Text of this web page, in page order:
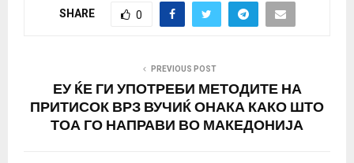
SHARE 0
PREVIOUS POST
ЕУ ЌЕ ГИ УПОТРЕБИ МЕТОДИТЕ НА
ПРИТИСОК ВРЗ ВУЧИЌ ОНАКА КАКО ШТО
ТОА ГО НАПРАВИ ВО МАКЕДОНИЈА